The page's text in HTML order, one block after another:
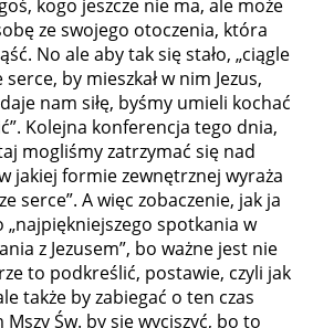
kogo jeszcze nie ma, ale może
ze swojego otoczenia, która
No ale aby tak się stało, „ciągle
by mieszkał w nim Jezus,
nam siłę, byśmy umieli kochać
Kolejna konferencja tego dnia,
mogliśmy zatrzymać się nad
jakiej formie zewnętrznej wyraża
serce”. A więc zobaczenie, jak ja
spotkania w
z Jezusem”, bo ważne jest nie
to podkreślić, postawie, czyli jak
także by zabiegać o ten czas
Św. by się wyciszyć, bo to